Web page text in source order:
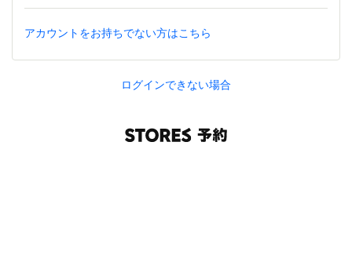
アカウントをお持ちでない方はこちら
ログインできない場合